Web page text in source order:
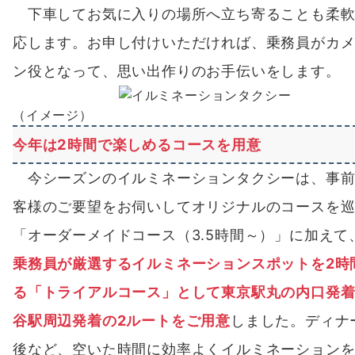
下車してお気に入りの場所へ立ち寄ることも柔
応します。お申し付けいただければ、乗務員がカ
ン役となって、思い出作りのお手伝いをします。
（イメージ）
今年は2時間で楽しめるコースを用意
今シーズンのイルミネーションタクシーは、事
客様のご要望をお伺いしてオリジナルのコースを
「オーダーメイドコース（3.5時間～）」に加えて
乗務員が厳選するイルミネーションスポットを2時
る「トライアルコース」として東京駅丸の内口発
谷駅周辺発着の2ルートをご用意 しました。ディナ
後など、空いた時間に効率よくイルミネーション